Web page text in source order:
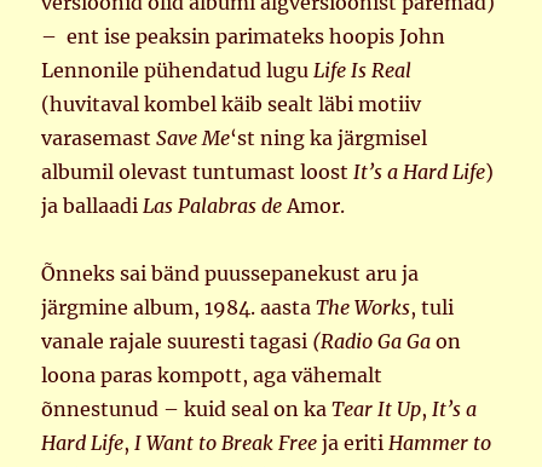
– ent ise peaksin parimateks hoopis John
Lennonile pühendatud luguLife Is Real
(huvitaval kombel käib sealt läbi motiiv
varasemastSave Me‘st ning ka järgmisel
albumil olevast tuntumast loostIt’s a Hard Life)
ja ballaadiLas Palabras deAmor.
Õnneks sai bänd puussepanekust aru ja
järgmine album, 1984. aastaThe Works, tuli
vanale rajale suuresti tagasi (Radio Ga Ga on
loona paras kompott, aga vähemalt
õnnestunud – kuid seal on kaTear It Up,It’s a
Hard Life,I Want to Break Free ja eritiHammer to